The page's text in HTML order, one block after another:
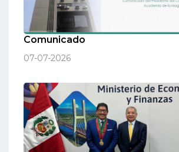
Comunicado
07-07-2026